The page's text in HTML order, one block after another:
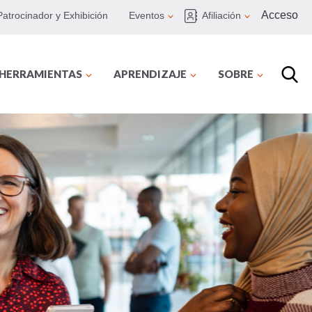
y Exhibición Eventos Afiliación Acceso
APRENDIZAJE SOBRE